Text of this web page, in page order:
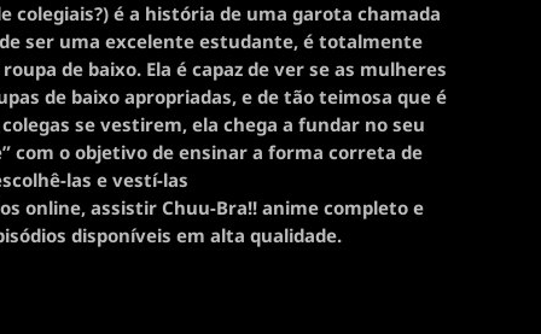
colegiais?) é a história de uma garota chamada
ser uma excelente estudante, é totalmente
de baixo. Ela é capaz de ver se as mulheres
de baixo apropriadas, e de tão teimosa que é
se vestirem, ela chega a fundar no seu
com o objetivo de ensinar a forma correta de
las e vestí-las
online, assistir Chuu-Bra!! anime completo e
disponíveis em alta qualidade.